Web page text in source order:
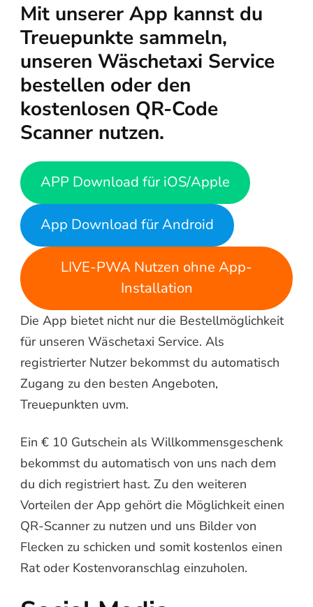
Mit unserer App kannst du
Treuepunkte sammeln,
unseren Wäschetaxi Service
bestellen oder den
kostenlosen QR-Code
Scanner nutzen.
APP Download für iOS/Apple
App Download für Android
LIVE-PWA Nutzen ohne App-
Installation
Die App bietet nicht nur die Bestellmöglichkeit
für unseren Wäschetaxi Service. Als
registrierter Nutzer bekommst du automatisch
Zugang zu den besten Angeboten,
Treuepunkten uvm.
Ein € 10 Gutschein als Willkommensgeschenk
bekommst du automatisch von uns nach dem
du dich registriert hast. Zu den weiteren
Vorteilen der App gehört die Möglichkeit einen
QR-Scanner zu nutzen und uns Bilder von
Flecken zu schicken und somit kostenlos einen
Rat oder Kostenvoranschlag einzuholen.